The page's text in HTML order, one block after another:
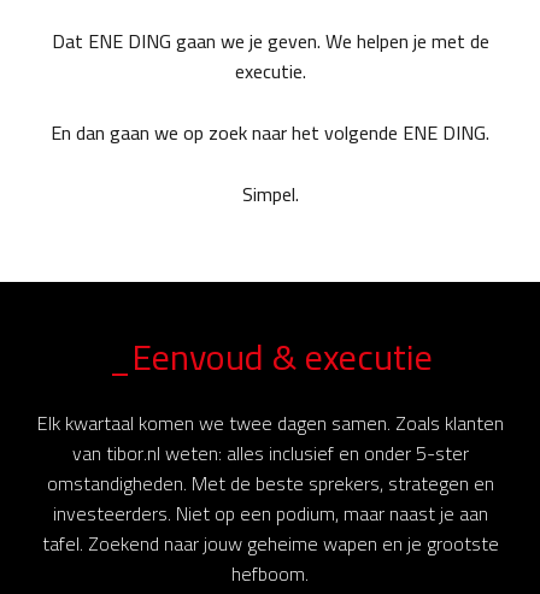
Dat ENE DING gaan we je geven. We helpen je met de
executie.
En dan gaan we op zoek naar het volgende ENE DING.
Simpel.
_Eenvoud & executie
Elk kwartaal komen we twee dagen samen. Zoals klanten
van tibor.nl weten: alles inclusief en onder 5-ster
omstandigheden. Met de beste sprekers, strategen en
investeerders. Niet op een podium, maar naast je aan
tafel. Zoekend naar jouw geheime wapen en je grootste
hefboom.